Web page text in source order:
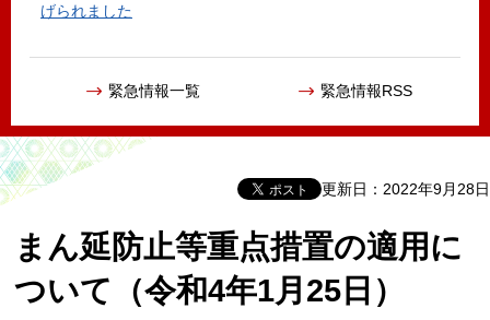
げられました
緊急情報一覧 緊急情報RSS
更新日：2022年9月28日
まん延防止等重点措置の適用に
ついて（令和4年1月25日）